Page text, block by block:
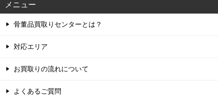
メニュー
骨董品買取りセンターとは？
対応エリア
お買取りの流れについて
よくあるご質問